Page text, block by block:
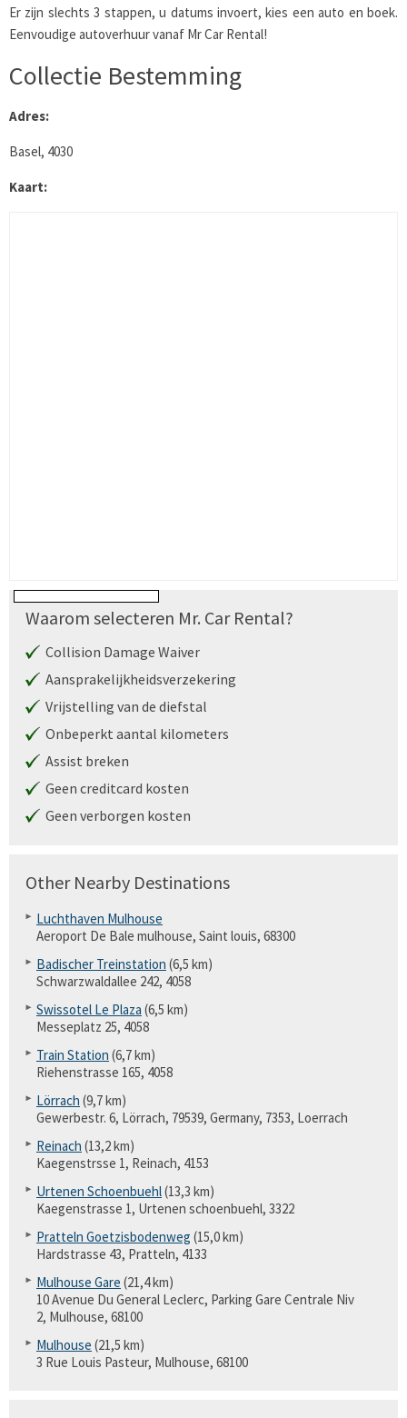
Er zijn slechts 3 stappen, u datums invoert, kies een auto en boek.
Eenvoudige autoverhuur vanaf Mr Car Rental!
Collectie Bestemming
Adres:
Basel, 4030
Kaart:
Waarom selecteren Mr. Car Rental?
Collision Damage Waiver
Aansprakelijkheidsverzekering
Vrijstelling van de diefstal
Onbeperkt aantal kilometers
Assist breken
Geen creditcard kosten
Geen verborgen kosten
Other Nearby Destinations
Luchthaven Mulhouse
Aeroport De Bale mulhouse, Saint louis, 68300
Badischer Treinstation (6,5 km)
Schwarzwaldallee 242, 4058
Swissotel Le Plaza (6,5 km)
Messeplatz 25, 4058
Train Station (6,7 km)
Riehenstrasse 165, 4058
Lörrach (9,7 km)
Gewerbestr. 6, Lörrach, 79539, Germany, 7353, Loerrach
Reinach (13,2 km)
Kaegenstrsse 1, Reinach, 4153
Urtenen Schoenbuehl(13,3 km)
Kaegenstrasse 1, Urtenen schoenbuehl, 3322
Pratteln Goetzisbodenweg (15,0 km)
Hardstrasse 43, Pratteln, 4133
Mulhouse Gare (21,4 km)
10 Avenue Du General Leclerc, Parking Gare Centrale Niv
2, Mulhouse, 68100
Mulhouse (21,5 km)
3 Rue Louis Pasteur, Mulhouse, 68100